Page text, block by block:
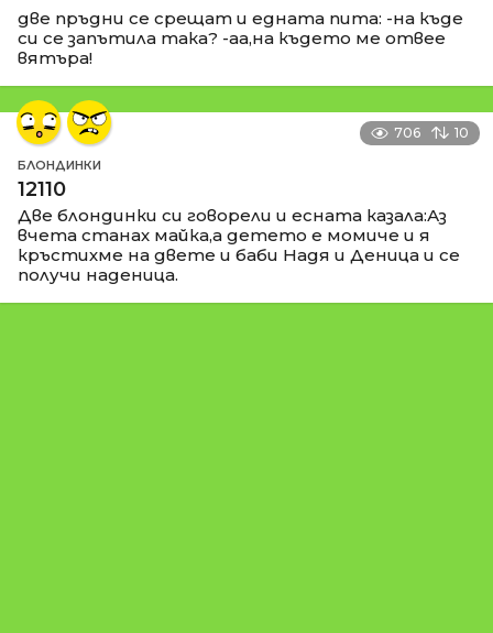
две пръдни се срещат и едната пита: -на къде
си се запътила така? -аа,на където ме отвее
вятъра!
706 10
БЛОНДИНКИ
12110
Две блондинки си говорели и есната казала:Аз
вчета станах майка,а детето е момиче и я
кръстихме на двете и баби Надя и Деница и се
получи наденица.